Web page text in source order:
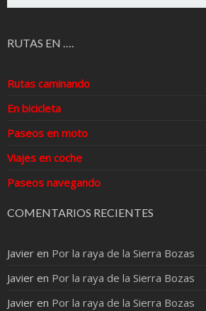
RUTAS EN ….
Rutas caminando
En bicicleta
Paseos en moto
Viajes en coche
Paseos navegando
COMENTARIOS RECIENTES
Javier en Por la raya de la Sierra Bozas
Javier en Por la raya de la Sierra Bozas
Javier en Por la raya de la Sierra Bozas